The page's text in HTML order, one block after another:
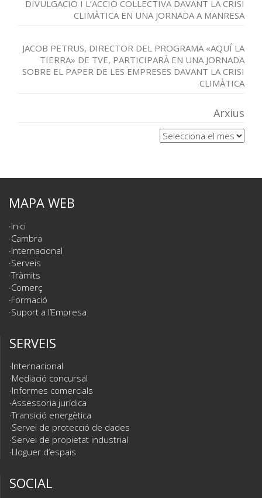
DIVULGACIÓ I L’ACCIÓ COL·LECTIVA DAVANT LA CRISI
CLIMÀTICA EN UNA JORNADA A MANRESA
JACOB PETRUS, DIRECTOR DEL PROGRAMA «AQUÍ LA
TIERRA» DE TVE, PARTICIPARÀ EN UNA JORNADA
SOBRE EL PAPER DE LES EMPRESES DAVANT LA CRISI
CLIMÀTICA
Arxius
Arxius
MAPA WEB
Inici
Cambra
Internacional
Serveis
Tràmits
Comerç
Formació
Suport a l’Empresa
SERVEIS
Internacional
Mediació concursal
Informes comercials
Assessoria jurídica
Transició energètica
Servei de protecció de dades
Servei de propietat industrial
Lloguer d’espais
SOCIAL